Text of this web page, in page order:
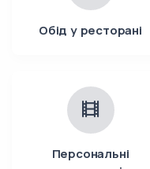
Обід у ресторані
Персональні